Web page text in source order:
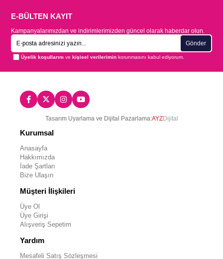
E-BÜLTEN KAYIT
Kampanyalarımızdan ve indirimlerimizden güncel olarak haberdar olun.
Gönder
Üyelik koşullarını vekişisel verilerimin korunmasını kabul ediyorum.
Tasarım Uyarlama ve Dijital Pazarlama:AYZDijital
Kurumsal
Anasayfa
Hakkımızda
İade Şartları
Bize Ulaşın
Müşteri İlişkileri
Üye Ol
Üye Girişi
Alışveriş Sepetim
Yardım
Mesafeli Satış Sözleşmesi